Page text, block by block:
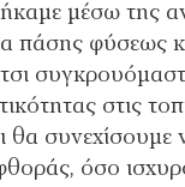
μέσω της
πάσης φύσεως
στις
θα συνεχίσουμε
όσο